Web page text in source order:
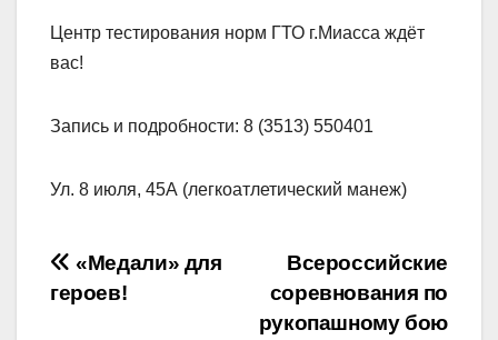
Центр тестирования норм ГТО г.Миасса ждёт
вас!
Запись и подробности: 8 (3513) 550401
Ул. 8 июля, 45А (легкоатлетический манеж)
Навигация
по
Всероссийские
соревнования по
рукопашному бою
«Медали» для
героев!